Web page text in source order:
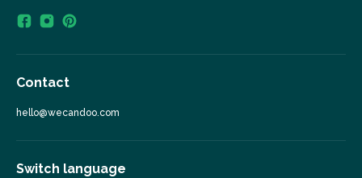
Contact
hello@wecandoo.com
Switch language